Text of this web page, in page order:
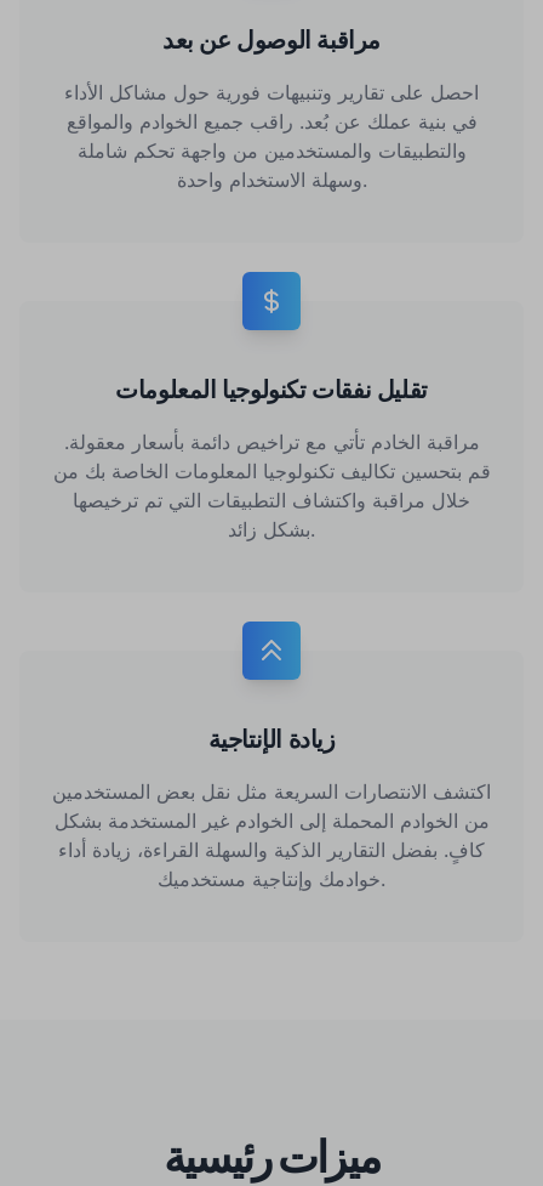
مراقبة الوصول عن بعد
احصل على تقارير وتنبيهات فورية حول مشاكل الأداء
في بنية عملك عن بُعد. راقب جميع الخوادم والمواقع
والتطبيقات والمستخدمين من واجهة تحكم شاملة
وسهلة الاستخدام واحدة.
تقليل نفقات تكنولوجيا المعلومات
مراقبة الخادم تأتي مع تراخيص دائمة بأسعار معقولة.
قم بتحسين تكاليف تكنولوجيا المعلومات الخاصة بك من
خلال مراقبة واكتشاف التطبيقات التي تم ترخيصها
بشكل زائد.
زيادة الإنتاجية
اكتشف الانتصارات السريعة مثل نقل بعض المستخدمين
من الخوادم المحملة إلى الخوادم غير المستخدمة بشكل
كافٍ. بفضل التقارير الذكية والسهلة القراءة، زيادة أداء
خوادمك وإنتاجية مستخدميك.
ميزات رئيسية